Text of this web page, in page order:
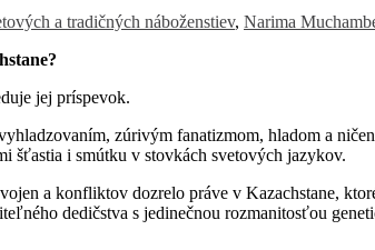
a tradičných náboženstiev, Narima
jej príspevok.
zúrivým fanatizmom, hladom a
šťastia i smútku v stovkách svetových jazykov.
a konfliktov dozrelo práve v Kazachstane,
dedičstva s jedinečnou rozmanitosťou